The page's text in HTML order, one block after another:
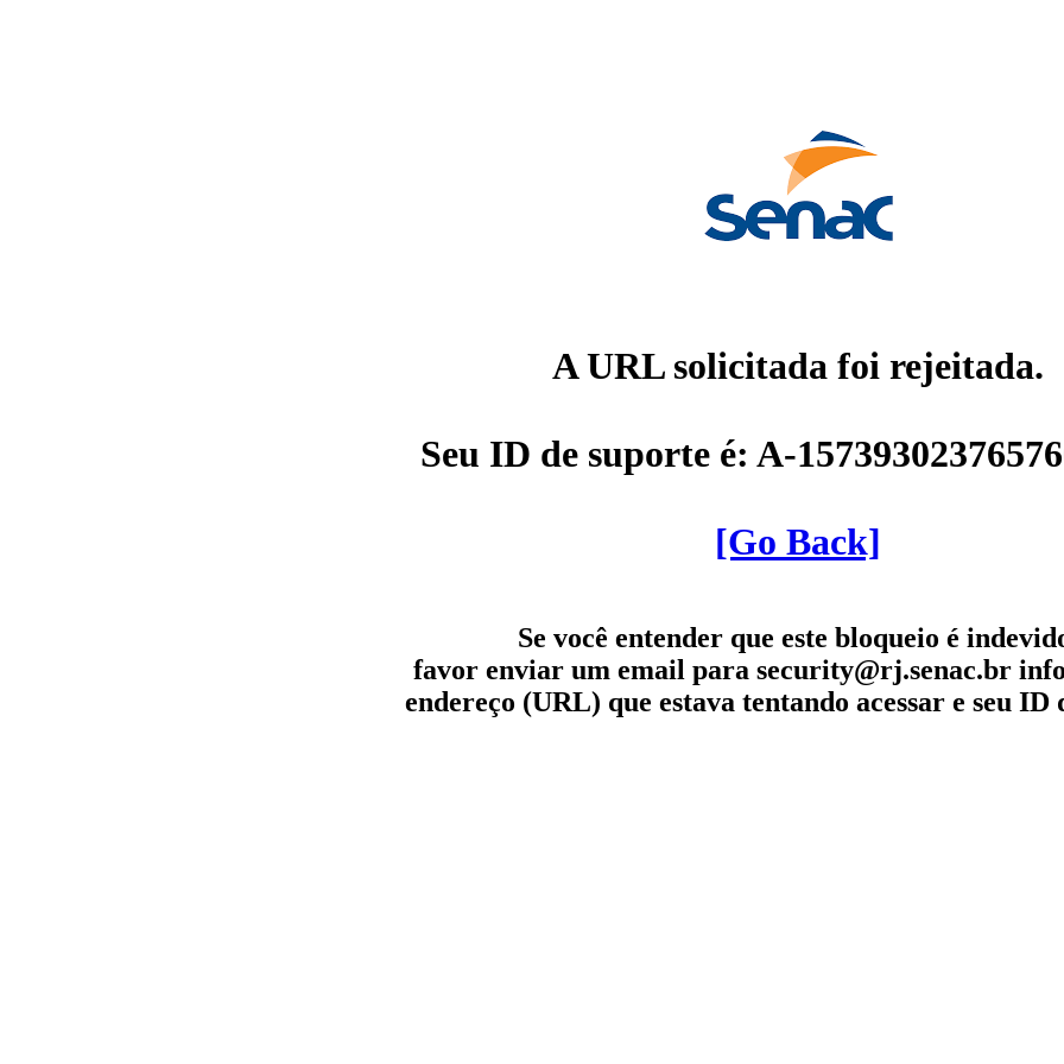
A URL solicitada foi rejeitada.
Seu ID de suporte é: A-
[Go Back]
Se você entender que este bloqueio é
favor enviar um email para security@rj.senac.br
endereço (URL) que estava tentando acessar e seu ID